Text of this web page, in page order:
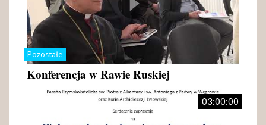
Pozostałe
Konferencja w Rawie Ruskiej
03:00:00